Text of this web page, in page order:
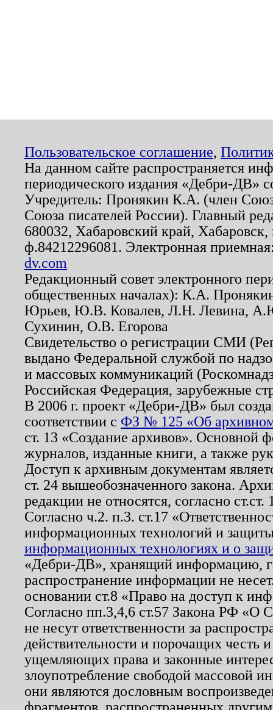
Пользовательское соглашение,
На данном сайте распространяется
периодического издания «Дебри-ДВ»
Учредитель: Пронякин К.А. (член
Союза писателей России). Главный
680032, Хабаровский край,
ф.84212296081. Электронная
dv.com
Редакционный совет электронного
общественных началах): К.А.
Юрьев, Ю.В. Ковалев, Л.Н. Левина,
Сухинин, О.В. Егорова
Свидетельство о регистрации СМИ
выдано Федеральной службой по
и массовых коммуникаций
Российская Федерация, зарубежные
В 2006 г. проект «Дебри-ДВ» был
соответствии с ФЗ № 125 «Об
ст. 13 «Создание архивов». Основной
журналов, изданные книги, а также
Доступ к архивным документам
ст. 24 вышеобозначенного закона.
редакции не относятся, согласно
Согласно ч.2. п.3. ст.17
информационных технологий и
информационных технологиях и о
«Дебри-ДВ», хранящий информацию,
распространение информации не
основании ст.8 «Право на доступ к
Согласно пп.3,4,6 ст.57 Закона РФ «О
не несут ответственности за
действительности и порочащих честь
ущемляющих права и законные
злоупотребление свободой массовой
они являются дословным
фрагментов, распространенных